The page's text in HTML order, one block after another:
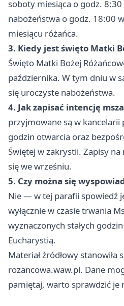
soboty miesiąca o godz.
nabożeństwa o godz. 18:00
miesiącu różańca.
3. Kiedy jest święto Matki
Święto Matki Bożej
października. W tym dniu w
się uroczyste nabożeństwa.
4. Jak zapisać intencję
przyjmowane są w kancelarii
godzin otwarcia oraz
Świętej w zakrystii. Zapisy
się we wrześniu.
5. Czy można się
Nie — w tej parafii spowiedź
wyłącznie w czasie trwania
wyznaczonych stałych
Eucharystią.
Materiał źródłowy stanowiła
rozancowa.waw.pl. Dane
pamiętaj, warto sprawdzić je